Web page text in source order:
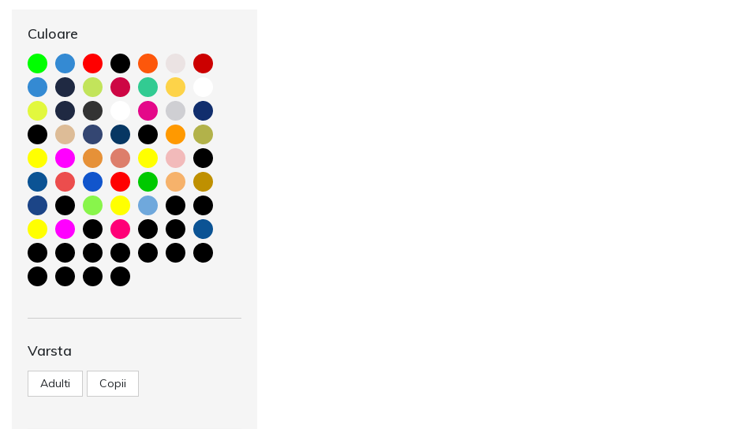
Culoare
Varsta
Adulti Copii